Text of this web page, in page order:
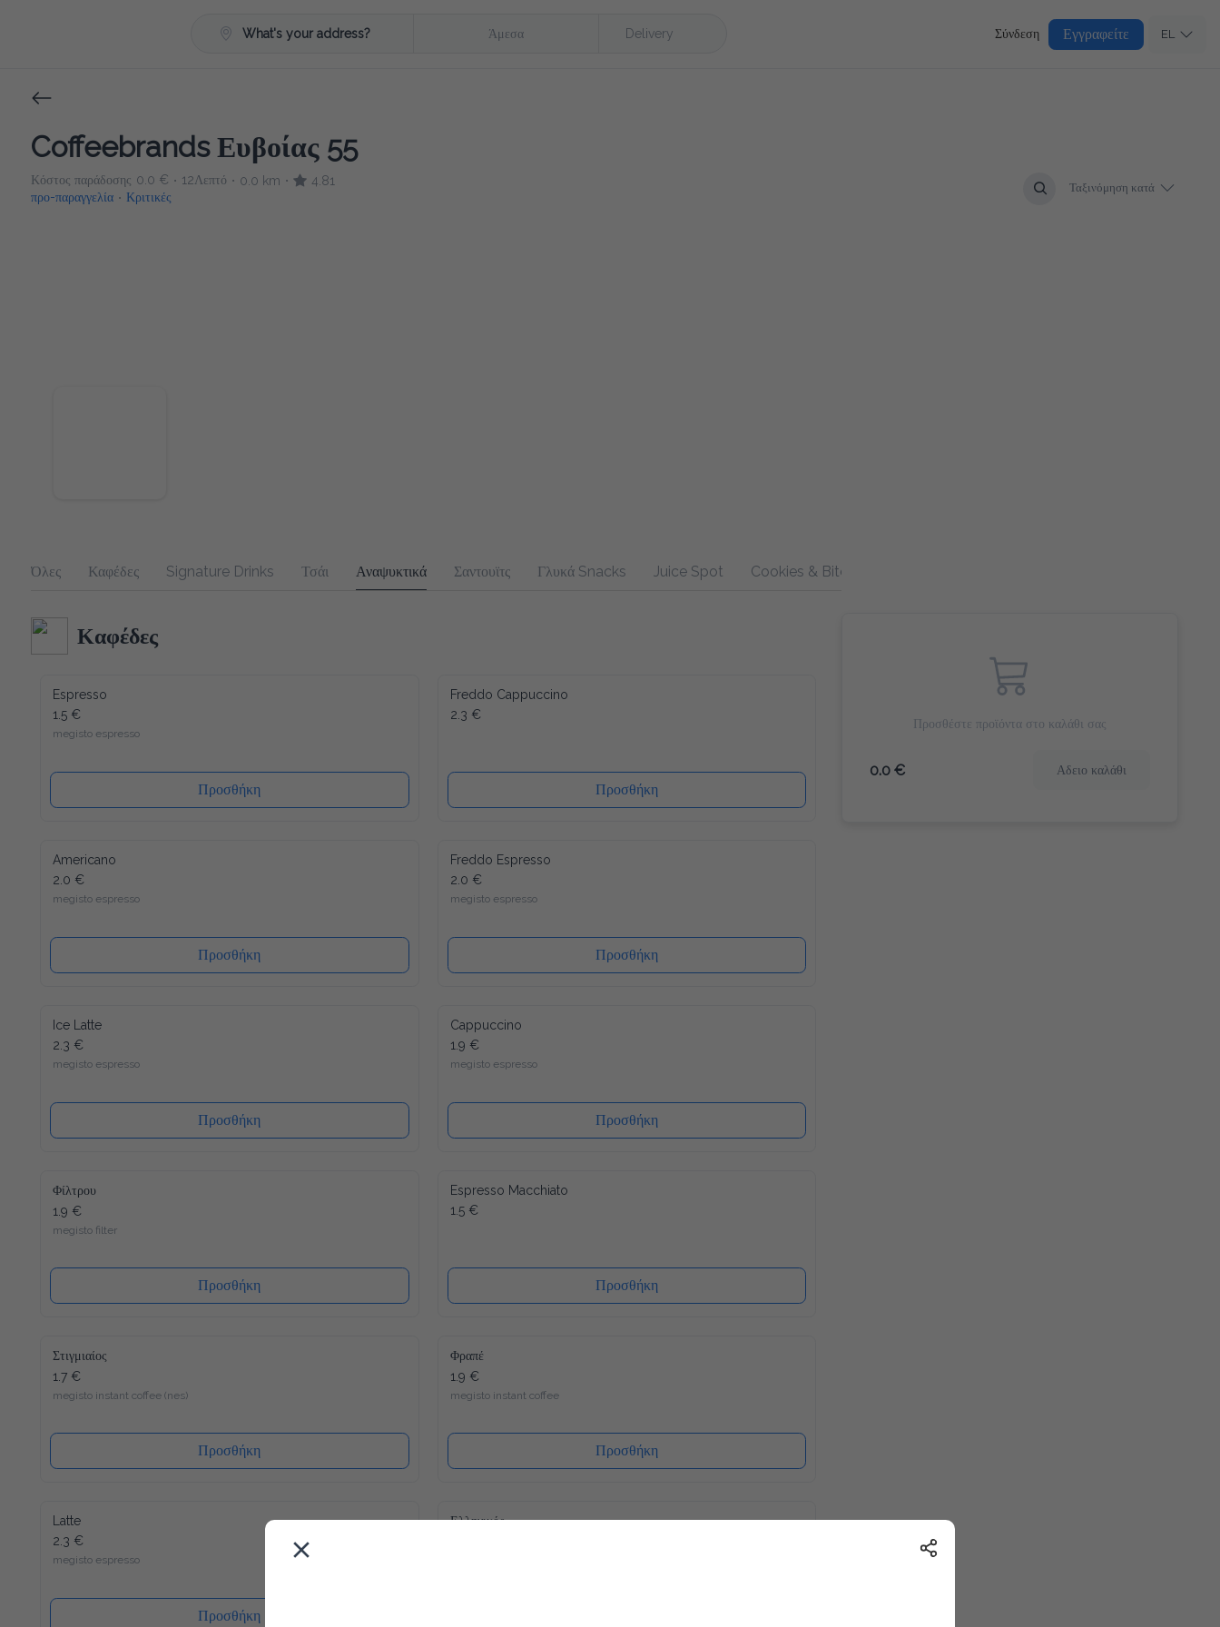
What's your address? Άμεσα Delivery Σύνδεση Εγγραφείτε EL
Coffeebrands Ευβοίας 55
Κόστος παράδοσης 0.0 € • 12Λεπτό • 0.0 km •
4.81
προ-παραγγελία • Κριτικές
Ταξινόμηση κατά
Όλες Καφέδες Signature Drinks Τσάι Αναψυκτικά Σαντουϊτς Γλυκά Snacks Juice Spot Cookies & Bites
Καφέδες
Espresso
1.5 €
megisto espresso
Προσθήκη
Freddo Cappuccino
2.3 €
Προσθήκη
Americano
2.0 €
megisto espresso
Προσθήκη
Freddo Espresso
2.0 €
megisto espresso
Προσθήκη
Ice Latte
2.3 €
megisto espresso
Προσθήκη
Cappuccino
1.9 €
megisto espresso
Προσθήκη
Φίλτρου
1.9 €
megisto filter
Προσθήκη
Espresso Macchiato
1.5 €
Προσθήκη
Στιγμιαίος
1.7 €
megisto instant coffee (nes)
Προσθήκη
Φραπέ
1.9 €
megisto instant coffee
Προσθήκη
Latte
2.3 €
megisto espresso
Προσθήκη
Ελληνικός
Προσθέστε προϊόντα στο καλάθι σας
0.0 € Αδειο καλάθι